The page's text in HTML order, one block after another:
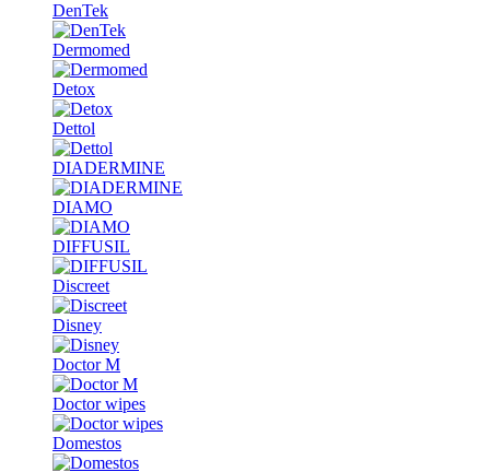
DenTek
Dermomed
Detox
Dettol
DIADERMINE
DIAMO
DIFFUSIL
Discreet
Disney
Doctor M
Doctor wipes
Domestos